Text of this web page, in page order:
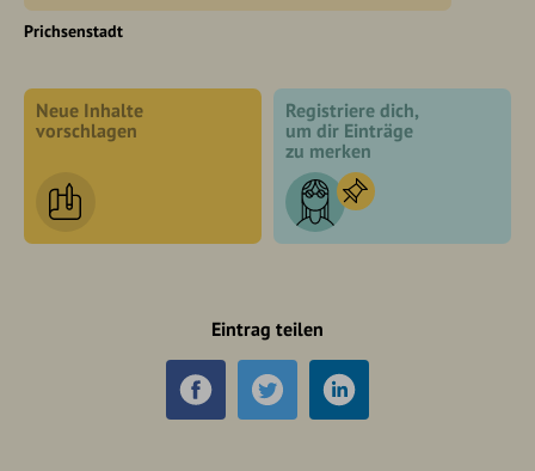
Prichsenstadt
Neue Inhalte
vorschlagen
Registriere dich,
um dir Einträge
zu merken
Eintrag teilen